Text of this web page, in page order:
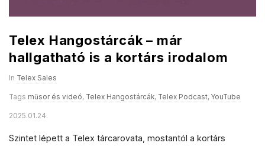
Telex Hangostárcák – már
hallgatható is a kortárs irodalom
In Telex Sales
Tags műsor és videó, Telex Hangostárcák, Telex Podcast, YouTube
2025.01.24.
Szintet lépett a Telex tárcarovata, mostantól a kortárs